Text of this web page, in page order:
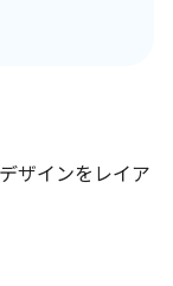
ザインをレイア